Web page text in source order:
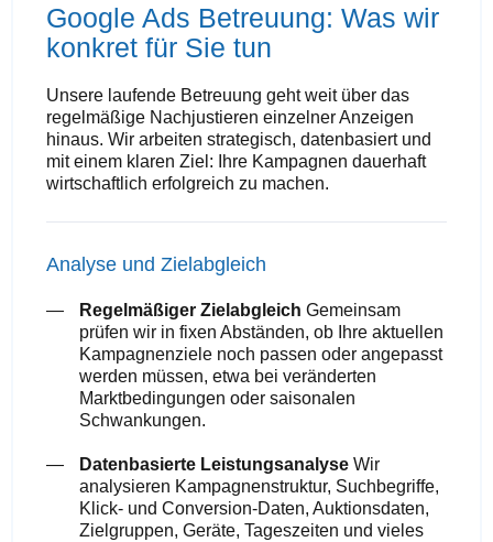
Google Ads Betreuung: Was wir
konkret für Sie tun
Unsere laufende Betreuung geht weit über das
regelmäßige Nachjustieren einzelner Anzeigen
hinaus. Wir arbeiten strategisch, datenbasiert und
mit einem klaren Ziel: Ihre Kampagnen dauerhaft
wirtschaftlich erfolgreich zu machen.
Analyse und Zielabgleich
Regelmäßiger Zielabgleich Gemeinsam
prüfen wir in fixen Abständen, ob Ihre aktuellen
Kampagnenziele noch passen oder angepasst
werden müssen, etwa bei veränderten
Marktbedingungen oder saisonalen
Schwankungen.
Datenbasierte Leistungsanalyse Wir
analysieren Kampagnenstruktur, Suchbegriffe,
Klick- und Conversion-Daten, Auktionsdaten,
Zielgruppen, Geräte, Tageszeiten und vieles